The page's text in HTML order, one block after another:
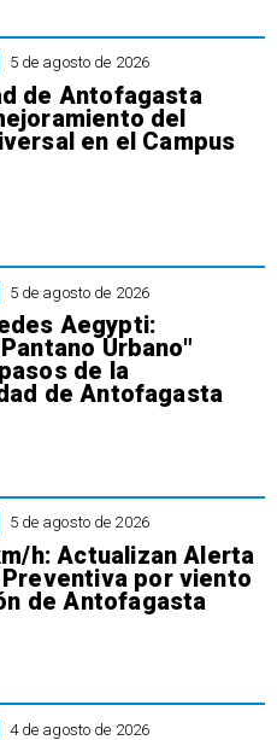
5 de agosto de 2026
de Antofagasta
del
en el Campus
5 de agosto de 2026
Aegypti:
Urbano"
de la
de Antofagasta
5 de agosto de 2026
h: Actualizan Alerta
por viento
de Antofagasta
4 de agosto de 2026